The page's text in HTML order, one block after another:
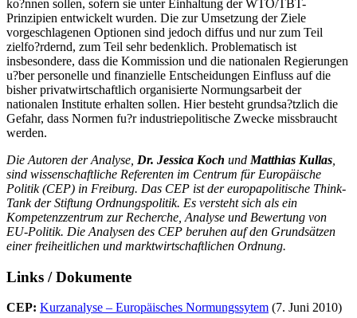
ko?nnen sollen, sofern sie unter Einhaltung der WTO/TBT-
Prinzipien entwickelt wurden. Die zur Umsetzung der Ziele
vorgeschlagenen Optionen sind jedoch diffus und nur zum Teil
zielfo?rdernd, zum Teil sehr bedenklich. Problematisch ist
insbesondere, dass die Kommission und die nationalen Regierungen
u?ber personelle und finanzielle Entscheidungen Einfluss auf die
bisher privatwirtschaftlich organisierte Normungsarbeit der
nationalen Institute erhalten sollen. Hier besteht grundsa?tzlich die
Gefahr, dass Normen fu?r industriepolitische Zwecke missbraucht
werden.
Die Autoren der Analyse, Dr. Jessica Koch und Matthias Kullas
sind wissenschaftliche Referenten im Centrum für Europäische
Politik (CEP) in Freiburg. Das CEP ist der europapolitische Think-
Tank der Stiftung Ordnungspolitik. Es versteht sich als ein
Kompetenzzentrum zur Recherche, Analyse und Bewertung von
EU-Politik. Die Analysen des CEP beruhen auf den Grundsätzen
einer freiheitlichen und marktwirtschaftlichen Ordnung.
Links / Dokumente
CEP: Kurzanalyse – Europäisches Normungssytem (7. Juni 2010)